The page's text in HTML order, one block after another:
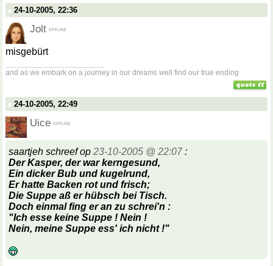
24-10-2005, 22:36
Jolt
misgebürt
and as we embark on a journey in our dreams well find our true ending
24-10-2005, 22:49
Uice
saartjeh schreef op 23-10-2005 @ 22:07:
Der Kasper, der war kerngesund,
Ein dicker Bub und kugelrund,
Er hatte Backen rot und frisch;
Die Suppe aß er hübsch bei Tisch.
Doch einmal fing er an zu schrei'n :
"Ich esse keine Suppe ! Nein !
Nein, meine Suppe ess' ich nicht !"